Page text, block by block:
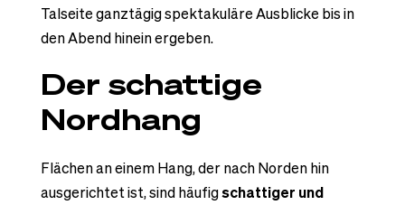
Talseite ganztägig spektakuläre Ausblicke bis in
den Abend hinein ergeben.
Der schattige
Nordhang
Flächen an einem Hang, der nach Norden hin
ausgerichtet ist, sind häufigschattiger und